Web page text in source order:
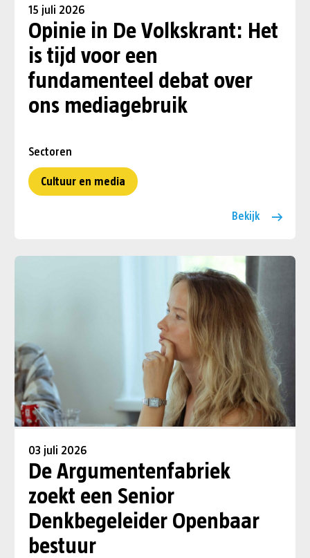
15 juli 2026
Opinie in De Volkskrant: Het
is tijd voor een
fundamenteel debat over
ons mediagebruik
Sectoren
Cultuur en media
Bekijk
03 juli 2026
De Argumentenfabriek
zoekt een Senior
Denkbegeleider Openbaar
bestuur